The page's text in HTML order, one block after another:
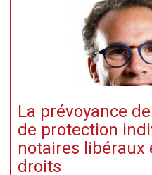
La prévoyance
de protection
notaires libéraux
droits